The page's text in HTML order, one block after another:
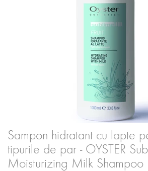
Sampon hidratant cu lapte
tipurile de par - OYSTER
Moisturizing Milk